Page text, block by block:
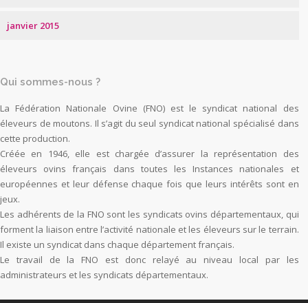
janvier 2015
Qui sommes-nous ?
La Fédération Nationale Ovine (FNO) est le syndicat national des
éleveurs de moutons. Il s’agit du seul syndicat national spécialisé dans
cette production.
Créée en 1946, elle est chargée d’assurer la représentation des
éleveurs ovins français dans toutes les Instances nationales et
européennes et leur défense chaque fois que leurs intérêts sont en
jeux.
Les adhérents de la FNO sont les syndicats ovins départementaux, qui
forment la liaison entre l’activité nationale et les éleveurs sur le terrain.
Il existe un syndicat dans chaque département français.
Le travail de la FNO est donc relayé au niveau local par les
administrateurs et les syndicats départementaux.